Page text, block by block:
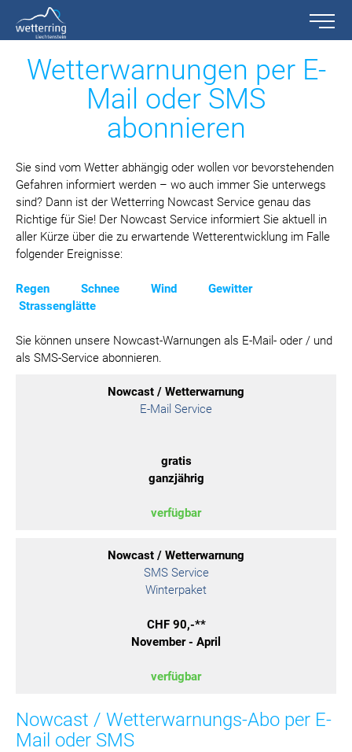
Toggle
Wetterwarnungen per E-
Mail oder SMS
abonnieren
Sie sind vom Wetter abhängig oder wollen vor bevorstehenden
Gefahren informiert werden – wo auch immer Sie unterwegs
sind? Dann ist der Wetterring Nowcast Service genau das
Richtige für Sie! Der Nowcast Service informiert Sie aktuell in
aller Kürze über die zu erwartende Wetterentwicklung im Falle
folgender Ereignisse:
Regen Schnee Wind Gewitter
Strassenglätte
Sie können unsere Nowcast-Warnungen als E-Mail- oder / und
als SMS-Service abonnieren.
Nowcast / Wetterwarnung
E-Mail Service
gratis
ganzjährig
verfügbar
Nowcast / Wetterwarnung
SMS Service
Winterpaket
CHF 90,-**
November - April
verfügbar
Nowcast / Wetterwarnungs-Abo per E-
Mail oder SMS